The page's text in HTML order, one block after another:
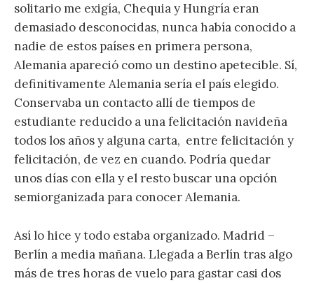
solitario me exigía, Chequia y Hungría eran
demasiado desconocidas, nunca había conocido a
nadie de estos países en primera persona,
Alemania apareció como un destino apetecible. Sí,
definitivamente Alemania sería el país elegido.
Conservaba un contacto allí de tiempos de
estudiante reducido a una felicitación navideña
todos los años y alguna carta, entre felicitación y
felicitación, de vez en cuando. Podría quedar
unos días con ella y el resto buscar una opción
semiorganizada para conocer Alemania.
Así lo hice y todo estaba organizado. Madrid –
Berlín a media mañana. Llegada a Berlín tras algo
más de tres horas de vuelo para gastar casi dos